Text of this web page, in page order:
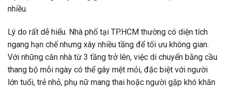
nhiều.
Lý do rất dễ hiểu. Nhà phố tại TP.HCM thường có diện tích
ngang hạn chế nhưng xây nhiều tầng để tối ưu không gian.
Với những căn nhà từ 3 tầng trở lên, việc di chuyển bằng cầu
thang bộ mỗi ngày có thể gây mệt mỏi, đặc biệt với người
lớn tuổi, trẻ nhỏ, phụ nữ mang thai hoặc người gặp khó khăn